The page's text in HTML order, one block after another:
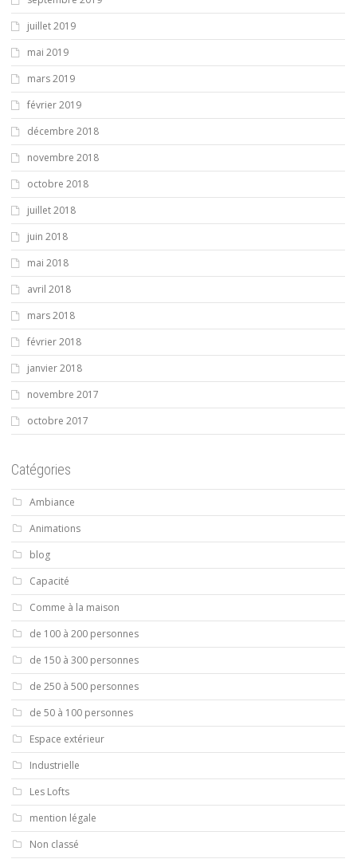
juillet 2019
mai 2019
mars 2019
février 2019
décembre 2018
novembre 2018
octobre 2018
juillet 2018
juin 2018
mai 2018
avril 2018
mars 2018
février 2018
janvier 2018
novembre 2017
octobre 2017
Catégories
Ambiance
Animations
blog
Capacité
Comme à la maison
de 100 à 200 personnes
de 150 à 300 personnes
de 250 à 500 personnes
de 50 à 100 personnes
Espace extérieur
Industrielle
Les Lofts
mention légale
Non classé